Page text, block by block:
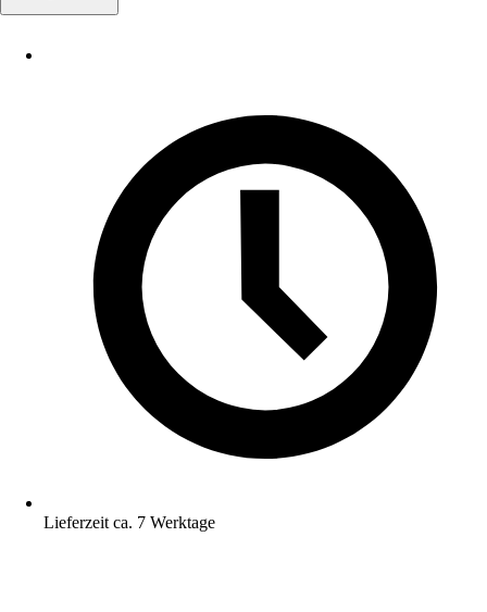
Lieferzeit ca. 7 Werktage